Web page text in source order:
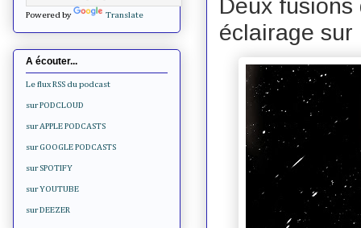
Deux
éclairage
Powered by Translate
A écouter...
Le flux RSS du podcast
sur PODCLOUD
sur APPLE PODCASTS
sur GOOGLE PODCASTS
sur SPOTIFY
sur YOUTUBE
sur DEEZER